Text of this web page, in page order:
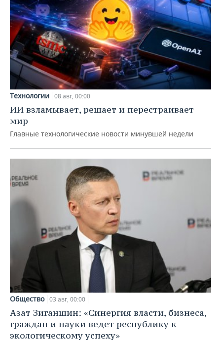
Технологии 08 авг, 00:00
ИИ взламывает, решает и перестраивает
мир
Главные технологические новости минувшей недели
Общество 03 авг, 00:00
Азат Зиганшин: «Синергия власти, бизнеса,
граждан и науки ведет республику к
экологическому успеху»